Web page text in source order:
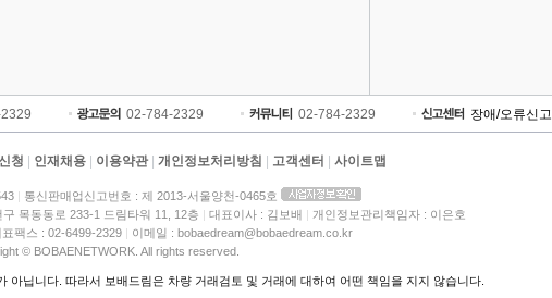
02-784-2329 02-784-2329 장애/오류신고
청 인재채용 이용약관 개인정보처리방침 고객센터 사이트맵
| 통신판매업신고번호 : 제 2013-서울양천-0465호
목동동로 233-1 드림타워 11, 12층 | 대표이사 : 김보배 | 개인정보관리책임자 : 이은호
표팩스 : 02-6499-2329 | 이메일 : bobaedream@bobaedream.co.kr
© BOBAENETWORK. All rights reserved.
아닙니다. 따라서 보배드림은 차량 거래검토 및 거래에 대하여 어떤 책임을 지지 않습니다.